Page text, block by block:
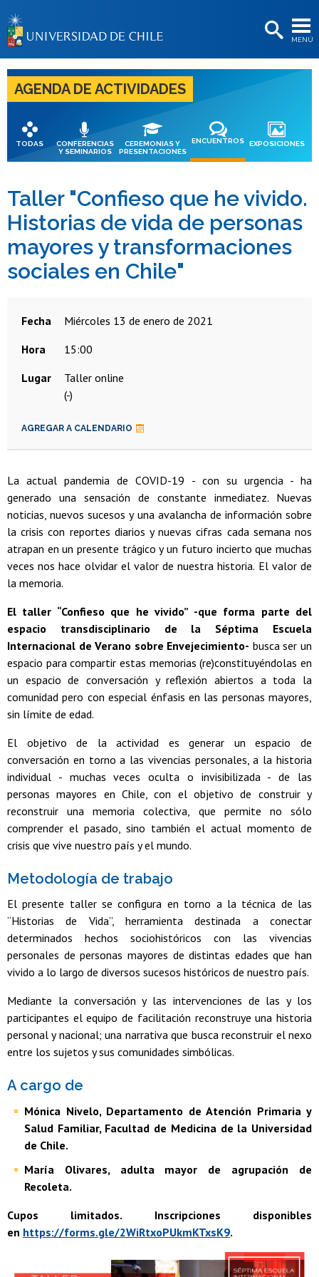
MENÚ
BIBLIOTECAS
LA UNIVERSIDAD
Postulantes
Estudiantes
Académicas/os
Funcionarias/os
Egresadas/os
AGENDA DE ACTIVIDADES
TODAS
CONFERENCIAS
Y SEMINARIOS
CEREMONIAS Y
PRESENTACIONES
ENCUENTROS EXPOSICIONES
Taller "Confieso que he vivido.
Historias de vida de personas
mayores y transformaciones
sociales en Chile"
Fecha
miércoles 13 de enero de 2021
Hora
15:00
Lugar
Taller online
(-)
AGREGAR A CALENDARIO
La actual pandemia de COVID-19 - con su urgencia - ha
generado una sensación de constante inmediatez. Nuevas
noticias, nuevos sucesos y una avalancha de información sobre
la crisis con reportes diarios y nuevas cifras cada semana nos
atrapan en un presente trágico y un futuro incierto que muchas
veces nos hace olvidar el valor de nuestra historia. El valor de
la memoria.
El taller “Confieso que he vivido” -que forma parte del
espacio transdisciplinario de la Séptima Escuela
Internacional de Verano sobre Envejecimiento- busca ser un
espacio para compartir estas memorias (re)constituyéndolas en
un espacio de conversación y reflexión abiertos a toda la
comunidad pero con especial énfasis en las personas mayores,
sin límite de edad.
El objetivo de la actividad es generar un espacio de
conversación en torno a las vivencias personales, a la historia
individual - muchas veces oculta o invisibilizada - de las
personas mayores en Chile, con el objetivo de construir y
reconstruir una memoria colectiva, que permite no sólo
comprender el pasado, sino también el actual momento de
crisis que vive nuestro país y el mundo.
Metodología de trabajo
El presente taller se configura en torno a la técnica de las
“Historias de Vida”, herramienta destinada a conectar
determinados hechos sociohistóricos con las vivencias
personales de personas mayores de distintas edades que han
vivido a lo largo de diversos sucesos históricos de nuestro país.
Mediante la conversación y las intervenciones de las y los
participantes el equipo de facilitación reconstruye una historia
personal y nacional; una narrativa que busca reconstruir el nexo
entre los sujetos y sus comunidades simbólicas.
A cargo de
Mónica Nivelo, Departamento de Atención Primaria y
Salud Familiar, Facultad de Medicina de la Universidad
de Chile.
María Olivares, adulta mayor de agrupación de
Recoleta.
Cupos limitados. Inscripciones disponibles
en https://forms.gle/2WiRtxoPUkmKTxsK9.